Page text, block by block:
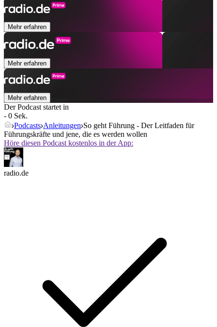
Mehr erfahren
Mehr erfahren
Mehr erfahren
Der Podcast startet in
- 0 Sek.
Podcasts Anleitungen So geht Führung - Der Leitfaden für
Führungskräfte und jene, die es werden wollen
Höre diesen Podcast kostenlos in der App:
radio.de